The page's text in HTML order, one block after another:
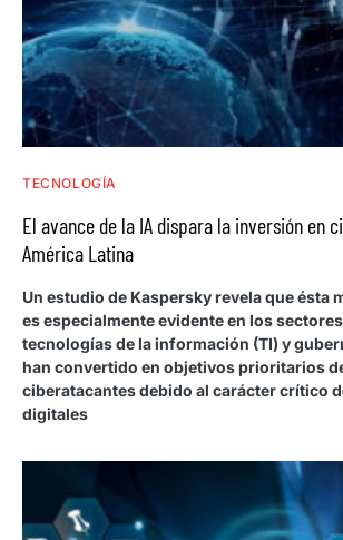
TECNOLOGÍA
El avance de la IA dispara la inversión en
América Latina
Un estudio de Kaspersky revela que ésta
es especialmente evidente en los
tecnologías de la información (TI) y
han convertido en objetivos prioritarios
ciberatacantes debido al carácter crítico
digitales